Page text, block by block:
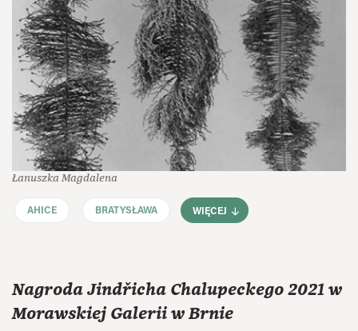
Łanuszka Magdalena
AHICE BRATYSŁAWA WIĘCEJ
Nagroda Jindřicha Chalupeckego 2021 w
Morawskiej Galerii w Brnie